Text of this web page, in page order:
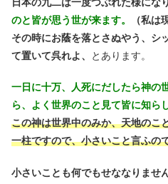
のと皆が思う世が来ます。
（私は
その時にお蔭を落とさぬやう、シ
て置いて呉れよ、
とあります。
一日に十万、人死にだしたら神の
ら、よく世界のこと見て皆に知ら
この神は世界中のみか、天地のこ
一柱ですので、小さいこと言ふの
小さいことも何でもせななりませ